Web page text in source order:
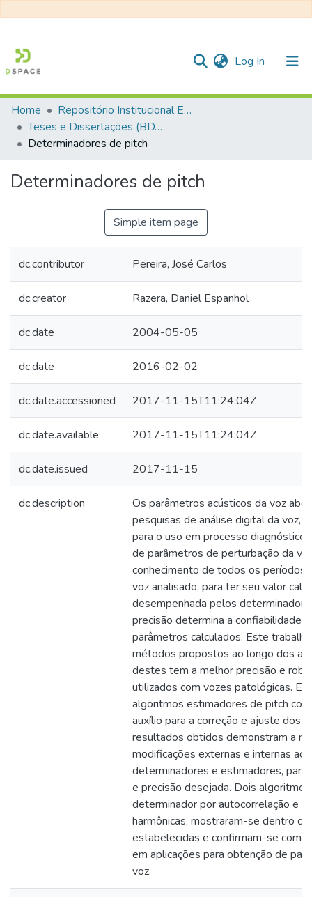
Log In (current)
Communities & Collections
All of DSpace
Statistics
Home
Repositório Institucional EESC
Teses e Dissertações (BDTD USP)
Determinadores de pitch
Determinadores de pitch
Simple item page
dc.contributor Pereira, José Carlos
dc.creator Razera, Daniel Espanhol
dc.date 2004-05-05
dc.date 2016-02-02
dc.date.accessioned 2017-11-15T11:24:04Z
dc.date.available 2017-11-15T11:24:04Z
dc.date.issued 2017-11-15
dc.description
Os parâmetros acústicos da voz
pesquisas de análise digital da voz,
para o uso em processo diagnóstico
de parâmetros de perturbação da
conhecimento de todos os períodos
voz analisado, para ter seu valor
desempenhada pelos
precisão determina a confiabilidade
parâmetros calculados. Este
métodos propostos ao longo dos
destes tem a melhor precisão e
utilizados com vozes patológicas.
algoritmos estimadores de pitch
auxílio para a correção e ajuste dos
resultados obtidos demonstram a
modificações externas e internas
determinadores e estimadores, para
e precisão desejada. Dois
determinador por autocorrelação e
harmônicas, mostraram-se dentro
estabelecidas e confirmam-se
em aplicações para obtenção de
voz.